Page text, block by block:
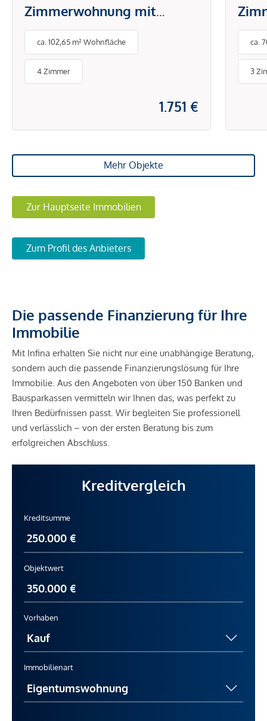
Zimmerwohnung mit
großzügiger Freifläche!
ca. 102,65 m² Wohnfläche
4 Zimmer
1.751 €
ca.
3
Mehr Objekte
Zur Hauptseite Immobilien
Zum Profil des Anbieters
Die passende Finanzierung für Ihre
Immobilie
Mit Infina erhalten Sie nicht nur eine unabhängige Beratung,
sondern auch die passende Finanzierungslösung für Ihre
Immobilie. Aus den Angeboten von über 150 Banken und
Bausparkassen vermitteln wir Ihnen das, was perfekt zu
Ihren Bedürfnissen passt. Wir begleiten Sie professionell
und verlässlich – von der ersten Beratung bis zum
erfolgreichen Abschluss.
Kreditvergleich
Kreditsumme
Objektwert
Vorhaben
Immobilienart